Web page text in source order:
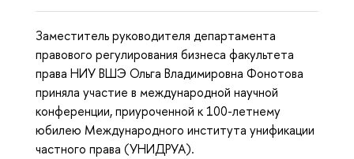
Заместитель руководителя департамента
правового регулирования бизнеса факультета
права НИУ ВШЭ Ольга Владимировна Фонотова
приняла участие в международной научной
конференции, приуроченной к 100-летнему
юбилею Международного института унификации
частного права (УНИДРУА).